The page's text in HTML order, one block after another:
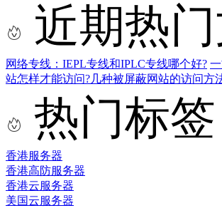
近期热
网络专线：IEPL专线和IPLC专线哪个好?
站怎样才能访问?几种被屏蔽网站的访问方
热门标签
香港服务器
香港高防服务器
香港云服务器
美国云服务器